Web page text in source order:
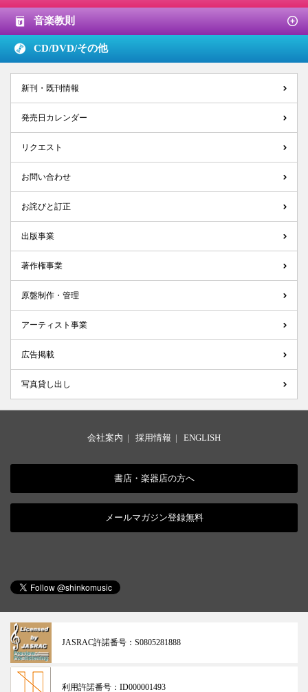
音楽教則
CD/DVD/その他
新刊・既刊情報
発売日カレンダー
リクエスト
お問い合わせ
お詫びと訂正
出版事業
著作権事業
原盤制作・管理
アーティスト事業
広告掲載
写真貸し出し
会社案内 | 採用情報 | ENGLISH
書店・楽器店の方へ
メールマガジン登録無料
JASRAC許諾番号： S0805281888
利用許諾番号： ID000001493